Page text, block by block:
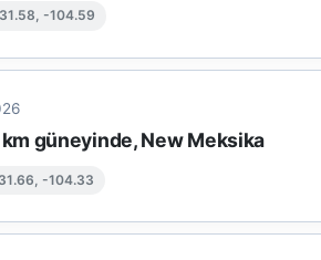
31.58, -104.59
güneyinde, New Meksika
31.66, -104.33